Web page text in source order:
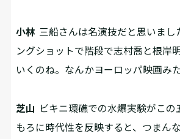
小林 三船さんは名演技だと思いまし
ングショットで階段で志村喬と根岸
いくのね。なんかヨーロッパ映画みた
芝山 ビキニ環礁での水爆実験がこの
もろに時代性を反映すると、つまん